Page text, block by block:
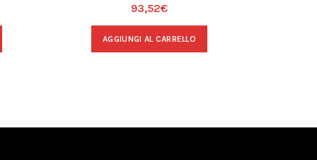
93,52€
AGGIUNGI AL CARRELLO